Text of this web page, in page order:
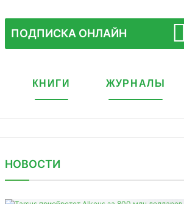
ПОДПИСКА ОНЛАЙН
КНИГИ ЖУРНАЛЫ
НОВОСТИ